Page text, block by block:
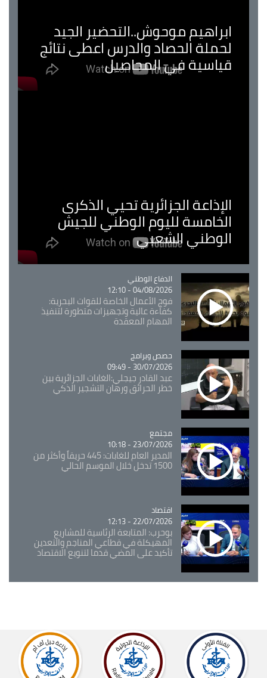
ابراهيم موحوش..التحضير الجيد
لحملة الحصاد والدرس اعطى نتائج
قياسية في المحاصيل
الإذاعة الجزائرية تحيي الذكرى
الخامسة لليوم الوطني للجيش
الوطني الشعبي
Catégorie
الدفاع الوطني
04/08/2026 - 12:10
فوج الأعمال الخاصة للقوات البحرية:
كفاءة عالية وتجهيزات متطورة لتنفيذ
المهام المعقدة
Catégorie
حصص وبرامج
30/07/2026 - 09:49
عبد القادر جيجلي:الغابات الجزائرية بين
خطر الحرائق ورهان التشجير الذكي
Catégorie
مجتمع
23/07/2026 - 10:18
المدير العام للغابات: 445 حريقاً وأكثر من
1500 تدخل خلال الموسم الحالي
Catégorie
اقتصاد
22/07/2026 - 12:13
بوحرب: المتابعة الرئاسية للمشاريع
المهيكلة في قطاعي المناجم والتعدين
تأكيد على المضي قدما لتنويع الاقتصاد